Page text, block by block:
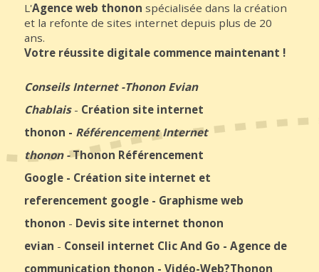
L'Agence web thonon spécialisée dans la création
et la refonte de sites internet depuis plus de 20
ans.
Votre réussite digitale commence maintenant !
Conseils Internet-Thonon Evian
Chablais- Création site internet
thonon - Référencement Internet
thonon-Thonon Référencement
Google - Création site internet et
referencement google - Graphisme web
thonon - Devis site internet thonon
evian - Conseil internet Clic And Go - Agence de
communication thonon - Vidéo-Web?Thonon